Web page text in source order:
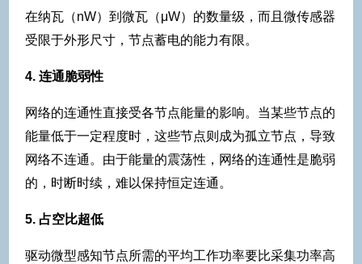
在纳瓦（nW）到微瓦（μW）的数量级，而且微传感器
受限于外形尺寸，节点蓄电的能力有限。
4. 连通脆弱性
网络的连通性直接受各节点能量的影响。当某些节点的
能量低于一定程度时，这些节点则成为孤立节点，导致
网络不连通。由于能量的震荡性，网络的连通性是脆弱
的，时断时续，难以保持恒定连通。
5. 占空比超低
驱动微型感知节点所需的平均工作功率要比采集功率高